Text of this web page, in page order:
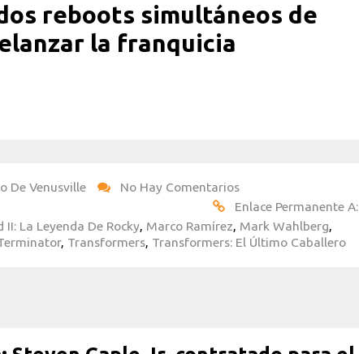
reboots simultáneos de
la franquicia
De Venusville
No Hay Comentarios
Enlace Permanente A:
II: La Leyenda De Rocky Marco Ramírez Mark Wahlberg
, Transformers Transformers: El Último Caballero